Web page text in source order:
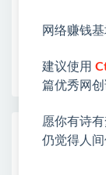
开启网络之门
早为您提供
热门课程展
网络赚钱基
建议使用
篇优秀网创
愿你有诗
仍觉得人